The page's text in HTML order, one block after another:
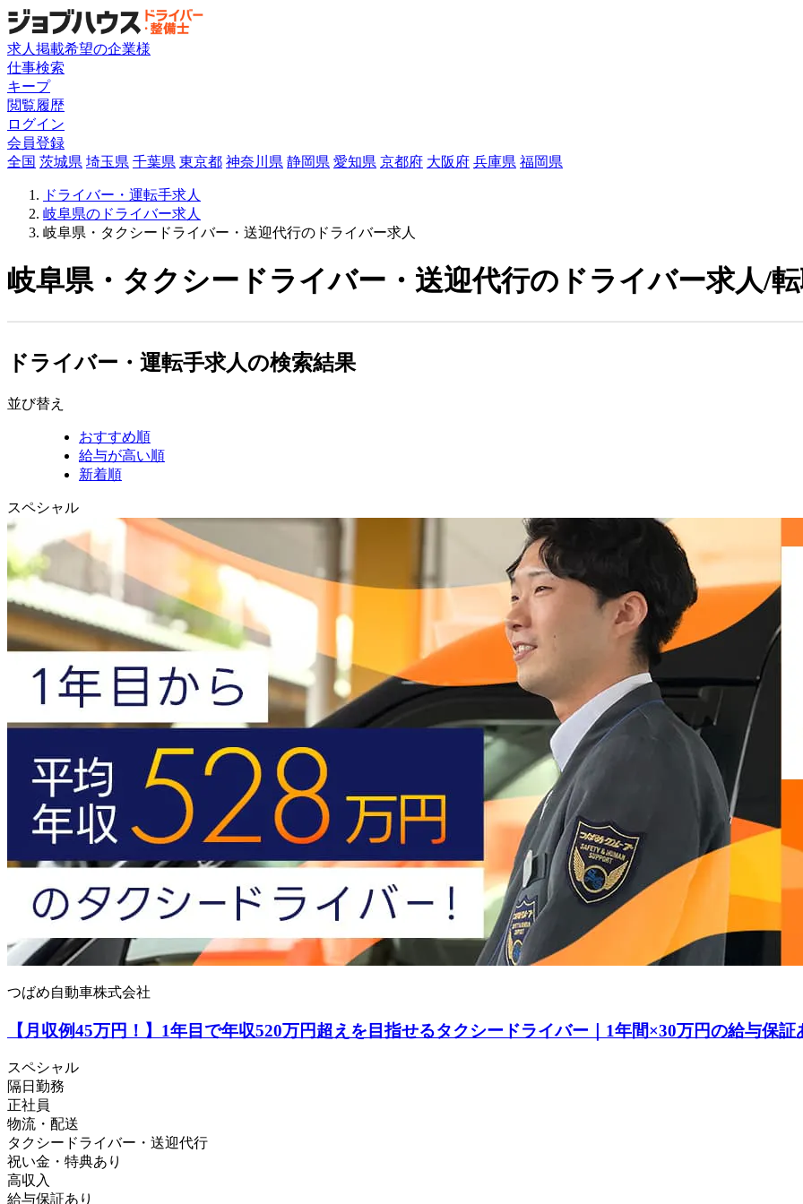
求人掲載希望の企業様
仕事検索
キープ
閲覧履歴
ログイン
会員登録
全国 茨城県 埼玉県 千葉県 東京都 神奈川県 静岡県 愛知県 京都府 大阪府 兵庫県 福岡県
ドライバー・運転手求人
岐阜県のドライバー求人
岐阜県・タクシードライバー・送迎代行のドライバー求人
岐阜県・タクシードライバー・送迎代行のドライバー求人/
ドライバー・運転手求人の検索結果
並び替え
おすすめ順
給与が高い順
新着順
スペシャル
つばめ自動車株式会社
【月収例45万円！】1年目で年収520万円超えを目指せるタクシードライバー｜1年間×30万円の給与保
スペシャル
隔日勤務
正社員
物流・配送
タクシードライバー・送迎代行
祝い金・特典あり
高収入
給与保証あり